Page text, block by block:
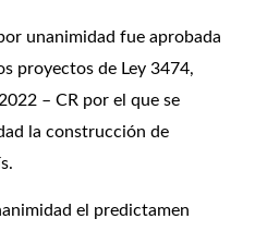
unanimidad fue aprobada
proyectos de Ley 3474,
– CR por el que se
la construcción de
el predictamen